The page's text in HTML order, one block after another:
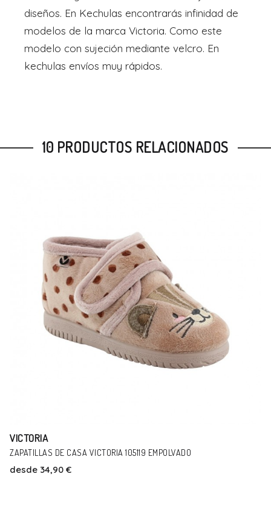
diseños. En Kechulas encontrarás infinidad de
modelos de la marca Victoria. Como este
modelo con sujeción mediante velcro. En
kechulas envíos muy rápidos.
10 PRODUCTOS RELACIONADOS
VICTORIA
ZAPATILLAS VICTORIA 1065172 MOSTAZA.
desde 39,90 €